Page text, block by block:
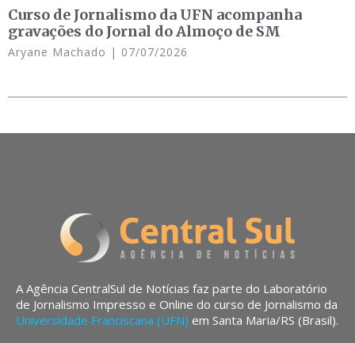
Curso de Jornalismo da UFN acompanha
gravações do Jornal do Almoço de SM
Aryane Machado 07/07/2026
A Agência CentralSul de Notícias faz parte do Laboratório
de Jornalismo Impresso e Online do curso de Jornalismo da
Universidade Franciscana (UFN) em Santa Maria/RS (Brasil).